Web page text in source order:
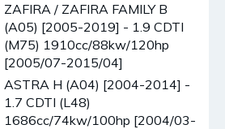
ZAFIRA / ZAFIRA FAMILY B
(A05) [2005-2019] - 1.9 CDTI
(M75) 1910cc/88kw/120hp
[2005/07-2015/04]
ASTRA H (A04) [2004-2014] -
1.7 CDTI (L48)
1686cc/74kw/100hp [2004/03-